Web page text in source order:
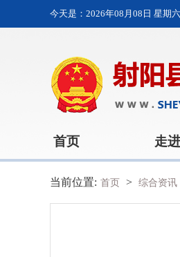
今天是： 2026年08月08日 星期六
首页 走
当前位置: 首页 > 综合资讯